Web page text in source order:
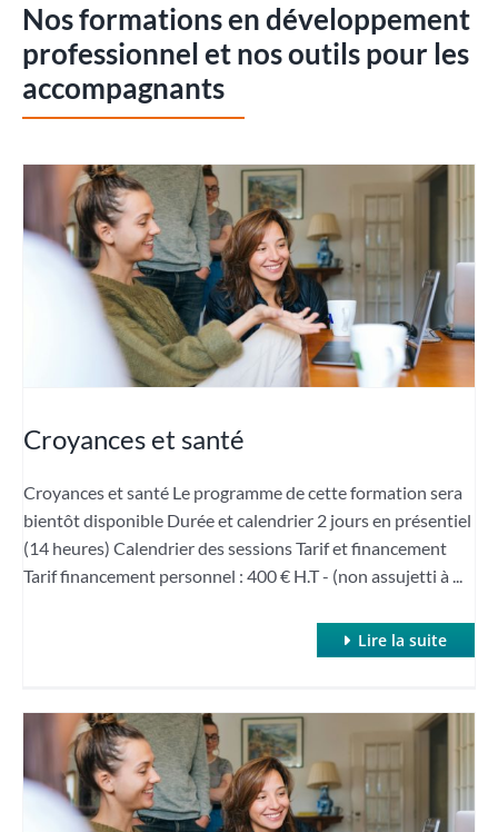
Nos formations en développement
professionnel et nos outils pour les
accompagnants
Croyances et santé
Croyances et santé Le programme de cette formation sera
bientôt disponible Durée et calendrier 2 jours en présentiel
(14 heures) Calendrier des sessions Tarif et financement
Tarif financement personnel : 400 € H.T - (non assujetti à ...
Lire la suite